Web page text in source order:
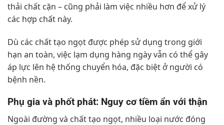
thải chất cặn – cũng phải làm việc nhiều hơn để xử lý
các hợp chất này.
Dù các chất tạo ngọt được phép sử dụng trong giới
hạn an toàn, việc lạm dụng hàng ngày vẫn có thể gây
áp lực lên hệ thống chuyển hóa, đặc biệt ở người có
bệnh nền.
Phụ gia và phốt phát: Nguy cơ tiềm ẩn với thận
Ngoài đường và chất tạo ngọt, nhiều loại nước đóng